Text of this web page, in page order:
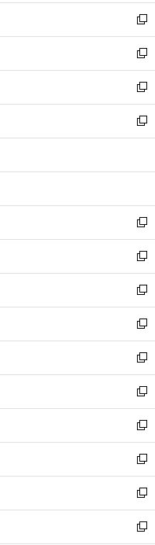
く
ウ
で
開
く
ン
ド
ウ
で
開
く
ウ
ィ
ン
ド
ウ
で
開
く
し
い
ウ
ィ
ン
ド
ウ
で
開
新
し
い
ウ
ィ
ン
ド
ウ
開
新
し
い
ウ
ィ
ン
ウ
開
く
新
し
い
ウ
ン
ウ
で
開
く
新
し
ウ
ン
ド
ウ
で
開
く
新
し
い
ウ
ィ
ン
ド
ウ
で
開
く
新
し
い
ウ
ィ
ン
ド
ウ
で
開
く
新
し
い
ウ
ィ
ン
ド
ウ
で
開
く
新
し
い
ウ
ィ
ン
ド
ウ
で
開
く
新
し
い
ウ
ィ
ン
ド
ウ
で
開
く
新
し
い
ウ
ィ
ン
ド
ウ
で
新
し
い
ウ
ィ
ン
ド
新
し
い
ウ
ィ
新
し
い
新